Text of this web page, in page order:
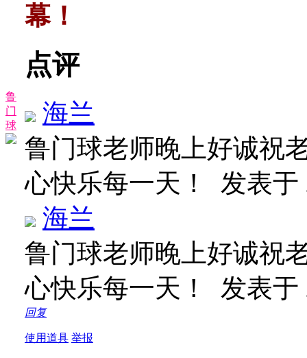
鲁
门
球
幕！
点评
海兰
鲁门球老师晚上好诚祝
心快乐每一天！ 发表于
海兰
鲁门球老师晚上好诚祝
心快乐每一天！ 发表于
回复
使用道具 举报